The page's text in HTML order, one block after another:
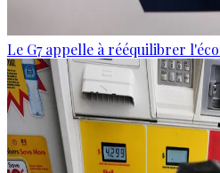
Le G7 appelle à rééquilibrer